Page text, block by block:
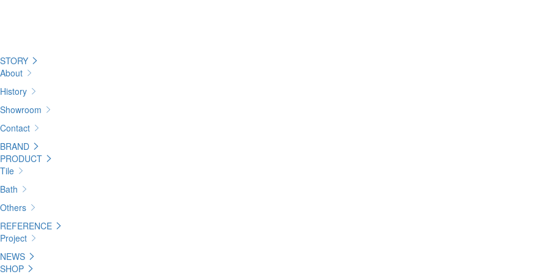
STORY
About
History
Showroom
Contact
BRAND
PRODUCT
Tile
Bath
Others
REFERENCE
Project
NEWS
SHOP